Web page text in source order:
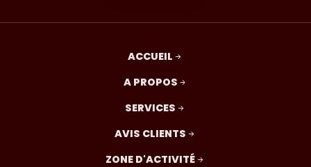
ACCUEIL
A PROPOS
SERVICES
AVIS CLIENTS
ZONE D'ACTIVITÉ